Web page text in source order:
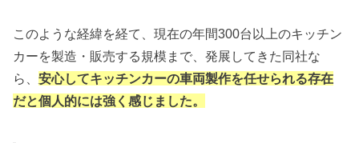
このような経緯を経て、現在の年間300台以上のキッチン
カーを製造・販売する規模まで、発展してきた同社な
ら、安心してキッチンカーの車両製作を任せられる存在
だと個人的には強く感じました。